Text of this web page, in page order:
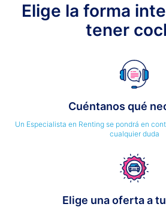
Elige la forma
tener
Cuéntanos qué
Un Especialista en Renting se pondrá en
cualquier duda
Elige una oferta a